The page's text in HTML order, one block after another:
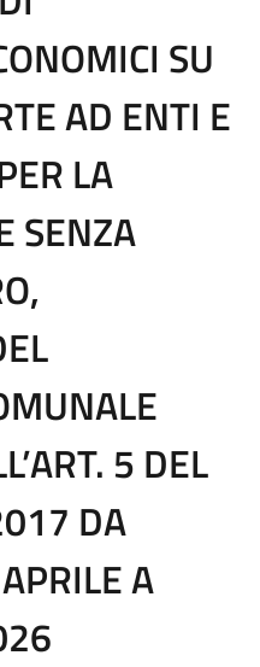
SU
AD ENTI E
LA
SENZA
5 DEL
DA
A